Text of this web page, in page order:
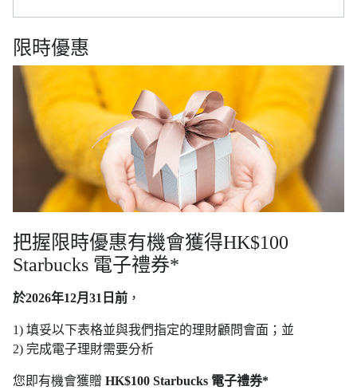
限時優惠
把握限時優惠有機會獲得HK$100
Starbucks 電子禮券*
於2026年12月31日前 ，
1) 填妥以下表格並與我們指定的理財顧問會面；並
2) 完成電子理財需要分析
您即有機會獲贈 HK$100 Starbucks 電子禮券*